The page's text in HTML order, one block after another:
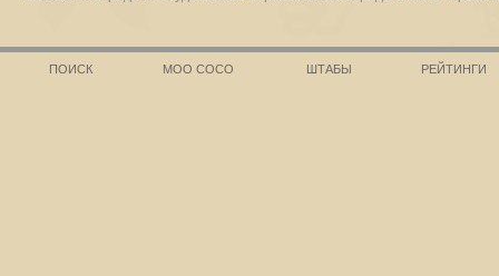
ПОИСК МОО СОСО ШТАБЫ РЕЙТИНГИ